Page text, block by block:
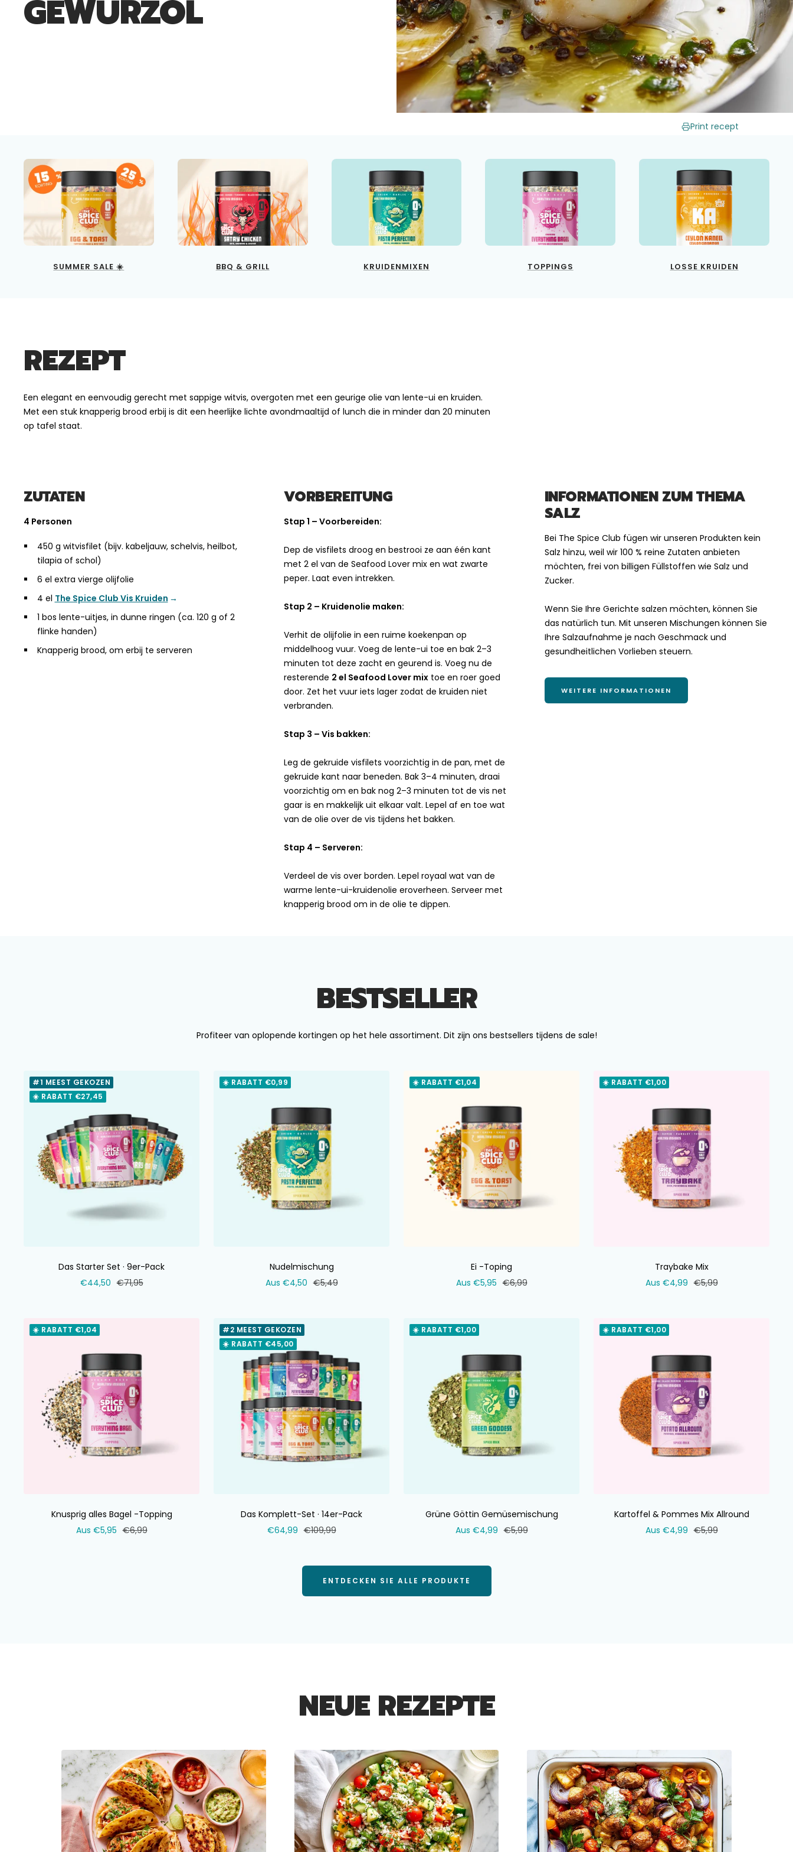
GEWÜRZÖL
Print recept
SUMMER SALE ☀️ BBQ & GRILL KRUIDENMIXEN TOPPINGS LOSSE KRUIDEN
REZEPT
Een elegant en eenvoudig gerecht met sappige witvis, overgoten met een geurige olie van lente-ui en kruiden.
Met een stuk knapperig brood erbij is dit een heerlijke lichte avondmaaltijd of lunch die in minder dan 20 minuten
op tafel staat.
ZUTATEN
4 Personen
450 g witvisfilet (bijv. kabeljauw, schelvis, heilbot,
tilapia of schol)
6 el extra vierge olijfolie
4 el The Spice Club Vis Kruiden
1 bos lente-uitjes, in dunne ringen (ca. 120 g of 2
flinke handen)
Knapperig brood, om erbij te serveren
VORBEREITUNG
Stap 1 – Voorbereiden:
Dep de visfilets droog en bestrooi ze aan één kant
met 2 el van de Seafood Lover mix en wat zwarte
peper. Laat even intrekken.
Stap 2 – Kruidenolie maken:
Verhit de olijfolie in een ruime koekenpan op
middelhoog vuur. Voeg de lente-ui toe en bak 2–3
minuten tot deze zacht en geurend is. Voeg nu de
resterende 2 el Seafood Lover mix toe en roer goed
door. Zet het vuur iets lager zodat de kruiden niet
verbranden.
Stap 3 – Vis bakken:
Leg de gekruide visfilets voorzichtig in de pan, met de
gekruide kant naar beneden. Bak 3–4 minuten, draai
voorzichtig om en bak nog 2–3 minuten tot de vis net
gaar is en makkelijk uit elkaar valt. Lepel af en toe wat
van de olie over de vis tijdens het bakken.
Stap 4 – Serveren:
Verdeel de vis over borden. Lepel royaal wat van de
warme lente-ui-kruidenolie eroverheen. Serveer met
knapperig brood om in de olie te dippen.
INFORMATIONEN ZUM THEMA
SALZ
Bei The Spice Club fügen wir unseren Produkten kein
Salz hinzu, weil wir 100 % reine Zutaten anbieten
möchten, frei von billigen Füllstoffen wie Salz und
Zucker.
Wenn Sie Ihre Gerichte salzen möchten, können Sie
das natürlich tun. Mit unseren Mischungen können Sie
Ihre Salzaufnahme je nach Geschmack und
gesundheitlichen Vorlieben steuern.
WEITERE INFORMATIONEN
BESTSELLER
Profiteer van oplopende kortingen op het hele assortiment. Dit zijn ons bestsellers tijdens de sale!
#1 MEEST GEKOZEN
☀️ RABATT €27,45
Das Starter Set · 9er-Pack
Verkaufspreis
€44,50 Normaler
€71,95
☀️ RABATT €0,99
Nudelmischung
Verkaufspreis
Aus €4,50 Normaler
€5,49
☀️ RABATT €1,04
Ei -Toping
Verkaufspreis
Aus €5,95 Normaler
€6,99
☀️ RABATT €1,00
Traybake Mix
Verkaufspreis
Aus €4,99 Normaler
€5,99
☀️ RABATT €1,04
Knusprig alles Bagel -Topping
Verkaufspreis
Aus €5,95 Normaler
€6,99
#2 MEEST GEKOZEN
☀️ RABATT €45,00
Das Komplett-Set · 14er-Pack
Verkaufspreis
€64,99 Normaler
€109,99
☀️ RABATT €1,00
Grüne Göttin Gemüsemischung
Verkaufspreis
Aus €4,99 Normaler
€5,99
☀️ RABATT €1,00
Kartoffel & Pommes Mix Allround
Verkaufspreis
Aus €4,99 Normaler
€5,99
ENTDECKEN SIE ALLE PRODUKTE
NEUE REZEPTE